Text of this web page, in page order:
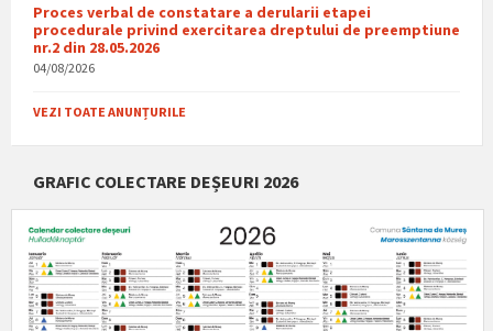
Proces verbal de constatare a derularii etapei
procedurale privind exercitarea dreptului de preemptiune
nr.2 din 28.05.2026
04/08/2026
VEZI TOATE ANUNȚURILE
GRAFIC COLECTARE DEȘEURI 2026